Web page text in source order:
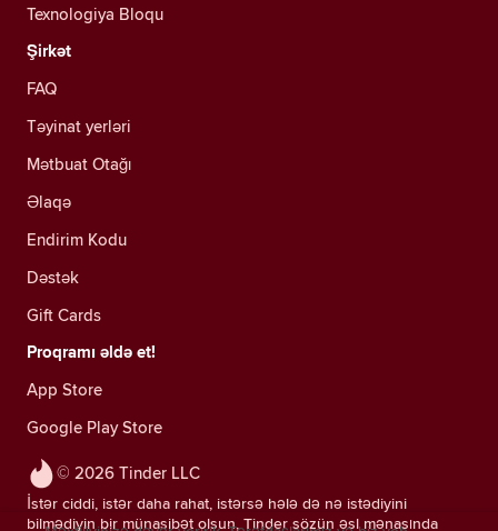
© 2026 Tinder LLC
İstər ciddi, istər daha rahat, istərsə hələ də nə istədiyini
bilmədiyin bir münasibət olsun, Tinder sözün əsl mənasında
Texnologiya Bloqu
Şirkət
FAQ
Təyinat yerləri
Mətbuat Otağı
Əlaqə
Endirim Kodu
Dəstək
Gift Cards
Proqramı əldə et!
App Store
Google Play Store